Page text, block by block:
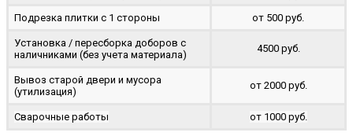
Подрезка плитки с 1 стороны от 500 руб.
Установка / пересборка доборов с
наличниками (без учета материала)
4500 руб.
Вывоз старой двери и мусора
(утилизация)
от 2000 руб.
Сварочные работы от 1000 руб.